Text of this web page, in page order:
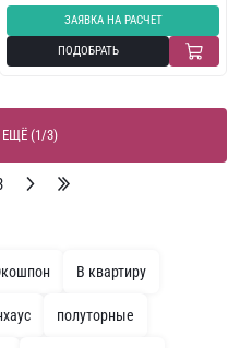
ЗАЯВКА НА РАСЧЕТ
ПОДОБРАТЬ
(1/3)
В квартиру
полуторные